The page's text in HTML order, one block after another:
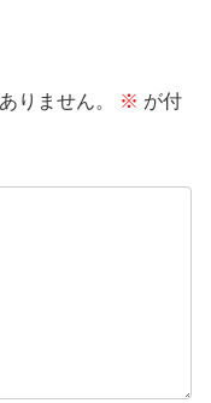
りません。 ※ が付